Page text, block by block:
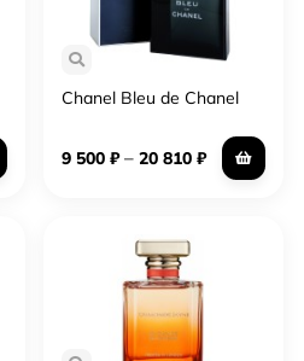
Chanel Bleu de Chanel
9 500 ₽– 20 810 ₽